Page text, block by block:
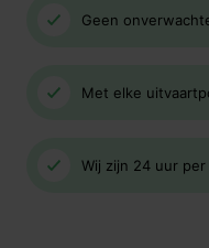
Geen
Met elke
Wij zijn 24 uur